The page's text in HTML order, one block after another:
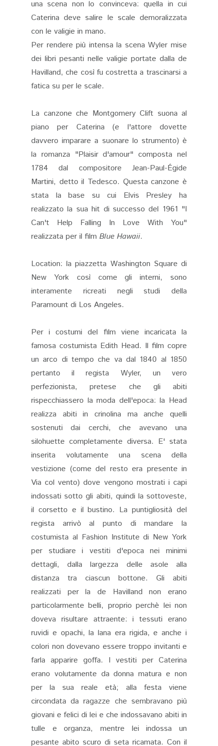
una scena non lo convinceva: quella in cui
Caterina deve salire le scale demoralizzata
con le valigie in mano.
Per rendere più intensa la scena Wyler mise
dei libri pesanti nelle valigie portate dalla de
Havilland, che così fu costretta a trascinarsi a
fatica su per le scale.
La canzone che Montgomery Clift suona al
piano per Caterina (e l'attore dovette
davvero imparare a suonare lo strumento) è
la romanza "Plaisir d'amour" composta nel
1784 dal compositore Jean-Paul-Égide
Martini, detto il Tedesco. Questa canzone è
stata la base su cui Elvis Presley ha
realizzato la sua hit di successo del 1961 "I
Can't Help Falling In Love With You"
realizzata per il film Blue Hawaii.
Location: la piazzetta Washington Square di
New York così come gli interni, sono
interamente ricreati negli studi della
Paramount di Los Angeles.
Per i costumi del film viene incaricata la
famosa costumista Edith Head. Il film copre
un arco di tempo che va dal 1840 al 1850
pertanto il regista Wyler, un vero
perfezionista, pretese che gli abiti
rispecchiassero la moda dell'epoca: la Head
realizza abiti in crinolina ma anche quelli
sostenuti dai cerchi, che avevano una
silohuette completamente diversa. E' stata
inserita volutamente una scena della
vestizione (come del resto era presente in
Via col vento) dove vengono mostrati i capi
indossati sotto gli abiti, quindi la sottoveste,
il corsetto e il bustino. La puntigliosità del
regista arrivò al punto di mandare la
costumista al Fashion Institute di New York
per studiare i vestiti d'epoca nei minimi
dettagli, dalla largezza delle asole alla
distanza tra ciascun bottone. Gli abiti
realizzati per la de Havilland non erano
particolarmente belli, proprio perchè lei non
doveva risultare attraente: i tessuti erano
ruvidi e opachi, la lana era rigida, e anche i
colori non dovevano essere troppo invitanti e
farla apparire goffa. I vestiti per Caterina
erano volutamente da donna matura e non
per la sua reale età; alla festa viene
circondata da ragazze che sembravano più
giovani e felici di lei e che indossavano abiti in
tulle e organza, mentre lei indossa un
pesante abito scuro di seta ricamata. Con il